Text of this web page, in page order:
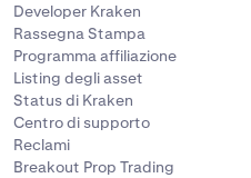
Developer Kraken
Rassegna Stampa
Programma affiliazione
Listing degli asset
Status di Kraken
Centro di supporto
Reclami
Breakout Prop Trading